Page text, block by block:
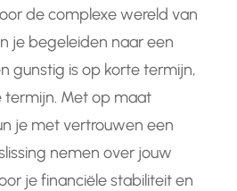
de complexe wereld van
je begeleiden naar een
gunstig is op korte termijn,
termijn. Met op maat
je met vertrouwen een
nemen over jouw
je financiële stabiliteit en